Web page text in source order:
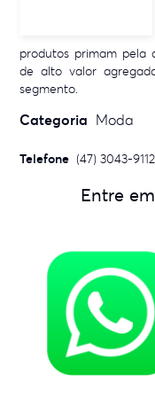
produtos primam pela
de alto valor
segmento.
Categoria Moda
Telefone (47) 3043-9112
Entre